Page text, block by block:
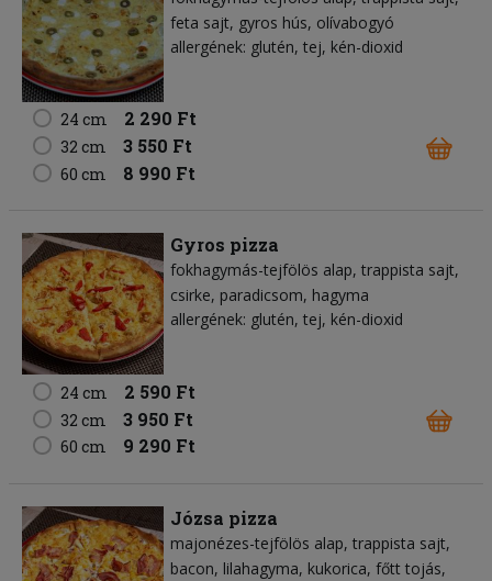
feta sajt gyros hús olívabogyó
allergének: glutén, tej, kén-dioxid
24 cm 2 290 Ft
32 cm 3 550 Ft
60 cm 8 990 Ft
Gyros pizza
fokhagymás-tejfölös alap trappista sajt
csirke paradicsom hagyma
allergének: glutén, tej, kén-dioxid
24 cm 2 590 Ft
32 cm 3 950 Ft
60 cm 9 290 Ft
Józsa pizza
majonézes-tejfölös alap trappista sajt
bacon lilahagyma kukorica főtt tojás